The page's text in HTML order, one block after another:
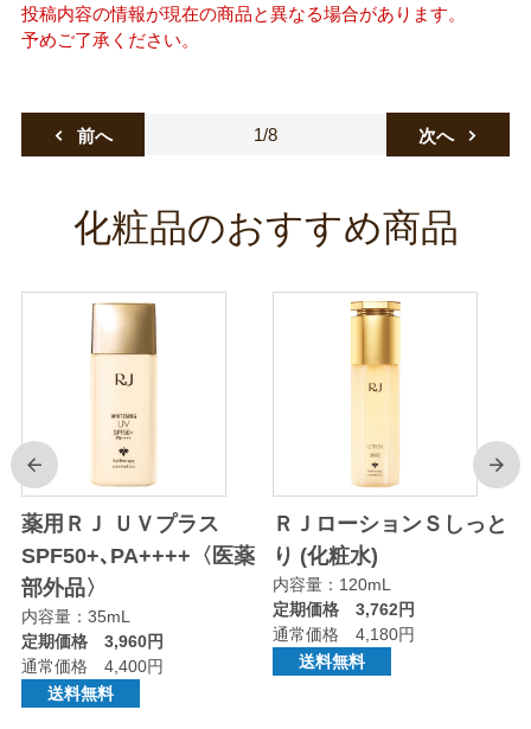
投稿内容の情報が現在の商品と異なる場合があります。
予めご了承ください。
1/8
前へ 次へ
化粧品のおすすめ商品
前
薬用ＲＪ ＵＶプラス
SPF50+､PA++++〈医薬
部外品〉
内容量：35mL
定期価格 3,960円
通常価格 4,400円
送料無料
ＲＪローションＳしっと
り (化粧水)
内容量：120mL
定期価格 3,762円
通常価格 4,180円
送料無料
次